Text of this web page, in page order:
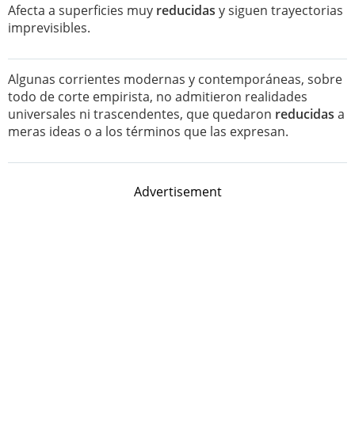
Afecta a superficies muy reducidas y siguen trayectorias
imprevisibles.
Algunas corrientes modernas y contemporáneas, sobre
todo de corte empirista, no admitieron realidades
universales ni trascendentes, que quedaron reducidas a
meras ideas o a los términos que las expresan.
Advertisement